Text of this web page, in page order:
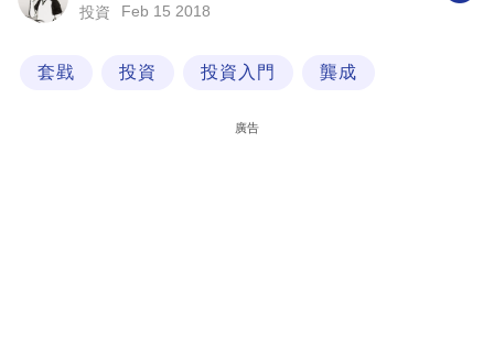
科
投資 Feb 15 2018
套戥 投資 投資入門 龔成
廣告